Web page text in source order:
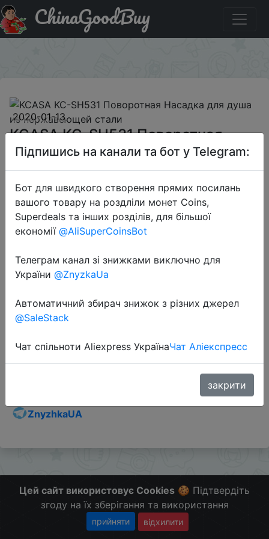
Купити по знижці BGIOM12 KCASA KC-SH531
Поворотная Насадка для душа из нержавеющей стали
ChinaGoodBuy
2020-01-13
KCASA KC-SH531 Поворотная
Насадка для душа из
нержавеющей стали
$6.99
Промокод:"BGIOM12"
Слідкуйте за знижками на мобільному, в телеграм
ZnyzhkaUA
Цей сайт використовує Cookies 🍪 Підтвердіть
згоду на їх зберігання та використання
прийняти відхилити
Підпишись на канали та бот у Telegram:
Бот для швидкого створення прямих посилань
вашого товару на роздліли монет Coins,
Superdeals та інших розділів, для більшої
економії @AliSuperCoinsBot
Телеграм канал зі знижками виключно для
України @ZnyzkaUa
Автоматичний збирач знижок з різних джерел
@SaleStack
Чат спільноти Aliexpress УкраїнаЧат Аліекспресс
закрити